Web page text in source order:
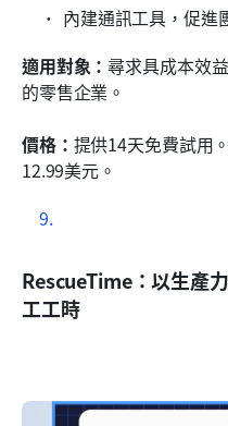
內建通訊工具，促進
適用對象：尋求具成本效
的零售企業。
價格： 提供14天免費試用
12.99美元。
RescueTime：以生產
工工時